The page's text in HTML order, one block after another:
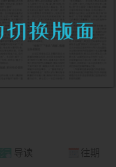
导读 往期